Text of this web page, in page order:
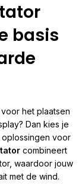
basis
voor het plaatsen
Dan kies je
voor
combineert
waardoor jouw
met de wind.